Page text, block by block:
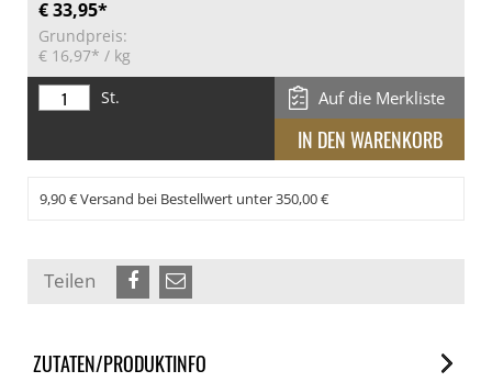
€ 33,95*
Grundpreis:
€ 16,97* / kg
St.
Auf die Merkliste
9,90 € Versand bei Bestellwert unter 350,00 €
Teilen
ZUTATEN/PRODUKTINFO